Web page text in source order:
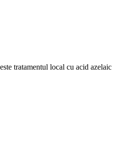
tratamentul local cu acid azelaic